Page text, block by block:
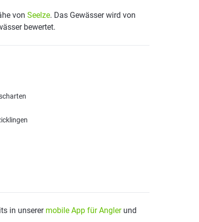
von Seelze. Das Gewässer wird von
bewertet.
in unserer mobile App für Anglerund